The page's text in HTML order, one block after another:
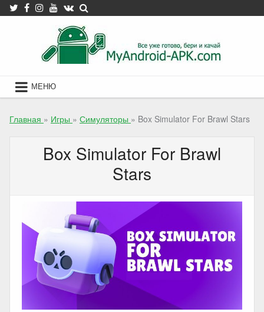
Skip
to
МЕНЮ
Главная » Игры » Симуляторы » Box Simulator For Brawl Stars
Box Simulator For Brawl
Stars